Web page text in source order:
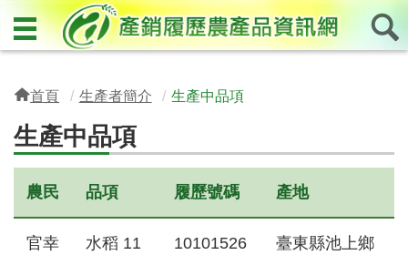
首頁 生產者簡介 生產中品項
生產中品項
農民 品項 履歷號碼 產地
官幸
水稻 11
10101526
臺東縣池上鄉